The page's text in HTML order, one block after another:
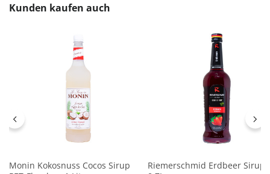
Produktgalerie überspringen
Kunden kaufen auch
Monin Kokosnuss Cocos Sirup
Riemerschmid Erdbeer Sirup -